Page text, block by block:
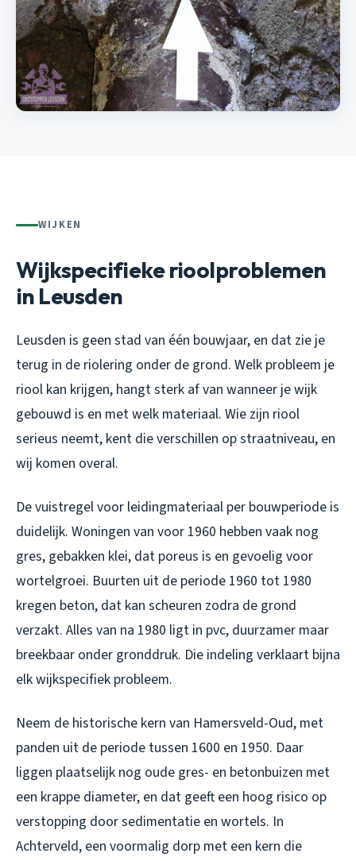
WIJKEN
Wijkspecifieke rioolproblemen
in Leusden
Leusden is geen stad van één bouwjaar, en dat zie je
terug in de riolering onder de grond. Welk probleem je
riool kan krijgen, hangt sterk af van wanneer je wijk
gebouwd is en met welk materiaal. Wie zijn riool
serieus neemt, kent die verschillen op straatniveau, en
wij komen overal.
De vuistregel voor leidingmateriaal per bouwperiode is
duidelijk. Woningen van voor 1960 hebben vaak nog
gres, gebakken klei, dat poreus is en gevoelig voor
wortelgroei. Buurten uit de periode 1960 tot 1980
kregen beton, dat kan scheuren zodra de grond
verzakt. Alles van na 1980 ligt in pvc, duurzamer maar
breekbaar onder gronddruk. Die indeling verklaart bijna
elk wijkspecifiek probleem.
Neem de historische kern van Hamersveld-Oud, met
panden uit de periode tussen 1600 en 1950. Daar
liggen plaatselijk nog oude gres- en betonbuizen met
een krappe diameter, en dat geeft een hoog risico op
verstopping door sedimentatie en wortels. In
Achterveld, een voormalig dorp met een kern die